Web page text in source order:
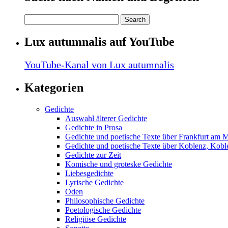
Lux autumnalis auf YouTube
YouTube-Kanal von Lux autumnalis
Kategorien
Gedichte
Auswahl älterer Gedichte
Gedichte in Prosa
Gedichte und poetische Texte über Frankfurt am
Gedichte und poetische Texte über Koblenz,
Gedichte zur Zeit
Komische und groteske Gedichte
Liebesgedichte
Lyrische Gedichte
Oden
Philosophische Gedichte
Poetologische Gedichte
Religiöse Gedichte